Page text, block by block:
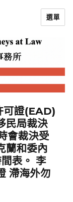
選單
可證(EAD)
民局裁決
會裁決受
蘭和委內
表。 李
滯海外勿